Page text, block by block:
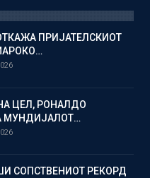
ПРИЈАТЕЛСКИОТ
ЦЕЛ, РОНАЛДО
МУНДИЈАЛОТ…
СОПСТВЕНИОТ РЕКОРД